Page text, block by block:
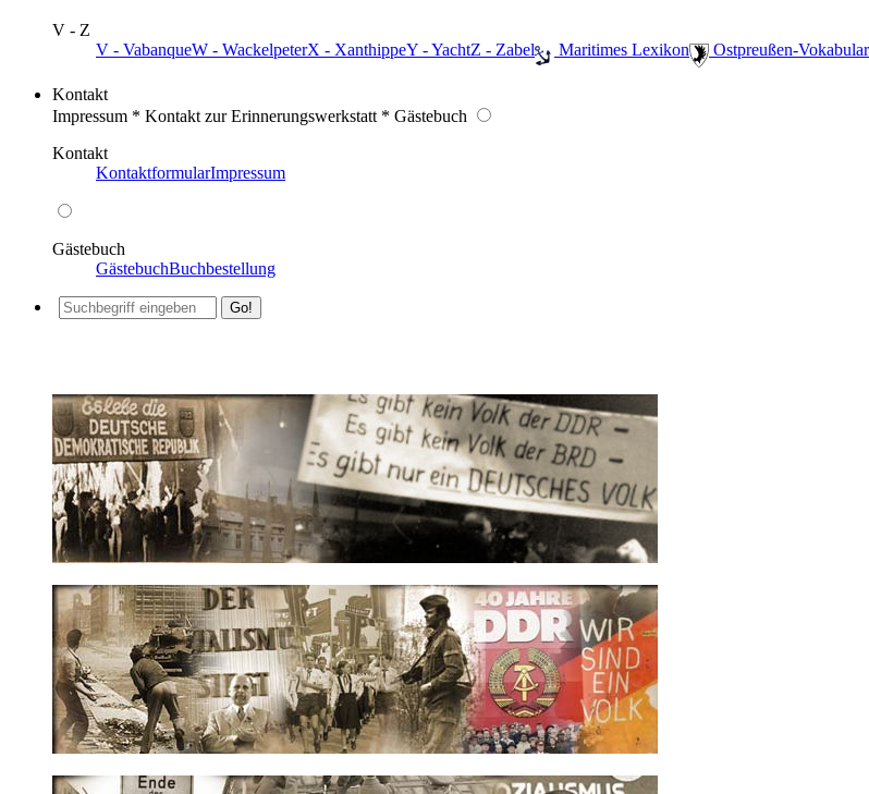
V - Z
V - VabanqueW - WackelpeterX - XanthippeY - YachtZ - Zabel ️ Maritimes Lexikon ️ Ostpreußen-Vokabular
Kontakt
Impressum * Kontakt zur Erinnerungswerkstatt * Gästebuch
Kontakt
KontaktformularImpressum
Gästebuch
GästebuchBuchbestellung